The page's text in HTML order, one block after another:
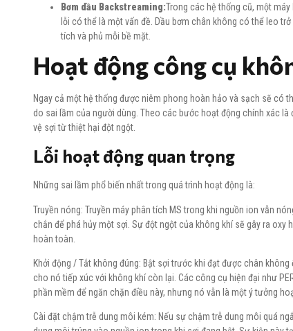
Bơm dầu Backstreaming:Trong các hệ thống cũ, một
lỗi có thể là một vấn đề. Dầu bơm chân không có thể leo
tích và phủ mỗi bề mặt.
Hoạt động công cụ
Ngay cả một hệ thống được niêm phong hoàn hảo và sạch sẽ có
do sai lầm của người dùng. Theo các bước hoạt động chính xác là
vệ sợi từ thiệt hại đột ngột.
Lỗi hoạt động quan trọng
Những sai lầm phổ biến nhất trong quá trình hoạt động là:
Truyền nóng: Truyền máy phân tích MS trong khi nguồn ion vẫn
chắn để phá hủy một sợi. Sự đột ngột của không khí sẽ gây ra oxy
hoàn toàn.
Khởi động / Tắt không đúng: Bật sợi trước khi đạt được chân không
cho nó tiếp xúc với không khí còn lại. Các công cụ hiện đại như
phần mềm để ngăn chặn điều này, nhưng nó vẫn là một ý tưởng
Cài đặt chậm trễ dung môi kém: Nếu sự chậm trễ dung môi quá